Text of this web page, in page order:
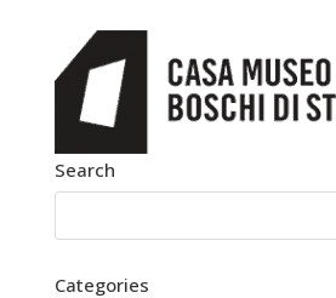
Search
Categories